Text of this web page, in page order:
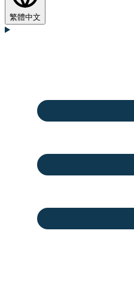
繁體中文